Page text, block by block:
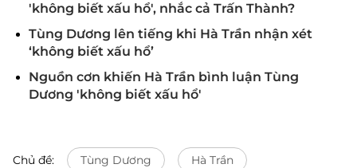
'không biết xấu hổ', nhắc cả Trấn Thành?
Tùng Dương lên tiếng khi Hà Trần nhận xét
‘không biết xấu hổ’
Nguồn cơn khiến Hà Trần bình luận Tùng
Dương 'không biết xấu hổ'
Chủ đề: Tùng Dương Hà Trần